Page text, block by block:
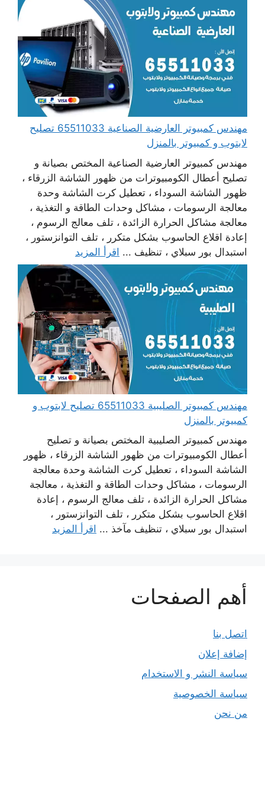
مهندس كمبيوتر العارضية الصناعية 65511033 تصليح
لابتوب و كمبيوتر بالمنزل
مهندس كمبيوتر العارضية الصناعية المختص بصيانة و
تصليح أعطال الكومبيوترات من ظهور الشاشة الزرقاء ،
ظهور الشاشة السوداء ، تعطيل كرت الشاشة وحدة
معالجة الرسومات ، مشاكل وحدات الطاقة و التغذية ،
معالجة مشاكل الحرارة الزائدة ، تلف معالج الرسوم ،
إعادة اقلاع الحاسوب بشكل متكرر ، تلف التوانزستور ،
استبدال بور سبلاي ، تنظيف ... اقرأ المزيد
مهندس كمبيوتر الصليبية 65511033 تصليح لابتوب و
كمبيوتر بالمنزل
مهندس كمبيوتر الصليبية المختص بصيانة و تصليح
أعطال الكومبيوترات من ظهور الشاشة الزرقاء ، ظهور
الشاشة السوداء ، تعطيل كرت الشاشة وحدة معالجة
الرسومات ، مشاكل وحدات الطاقة و التغذية ، معالجة
مشاكل الحرارة الزائدة ، تلف معالج الرسوم ، إعادة
اقلاع الحاسوب بشكل متكرر ، تلف التوانزستور ،
استبدال بور سبلاي ، تنظيف مآخذ ... اقرأ المزيد
أهم الصفحات
اتصل بنا
إضافة إعلان
سياسة النشر و الاستخدام
سياسة الخصوصية
من نحن